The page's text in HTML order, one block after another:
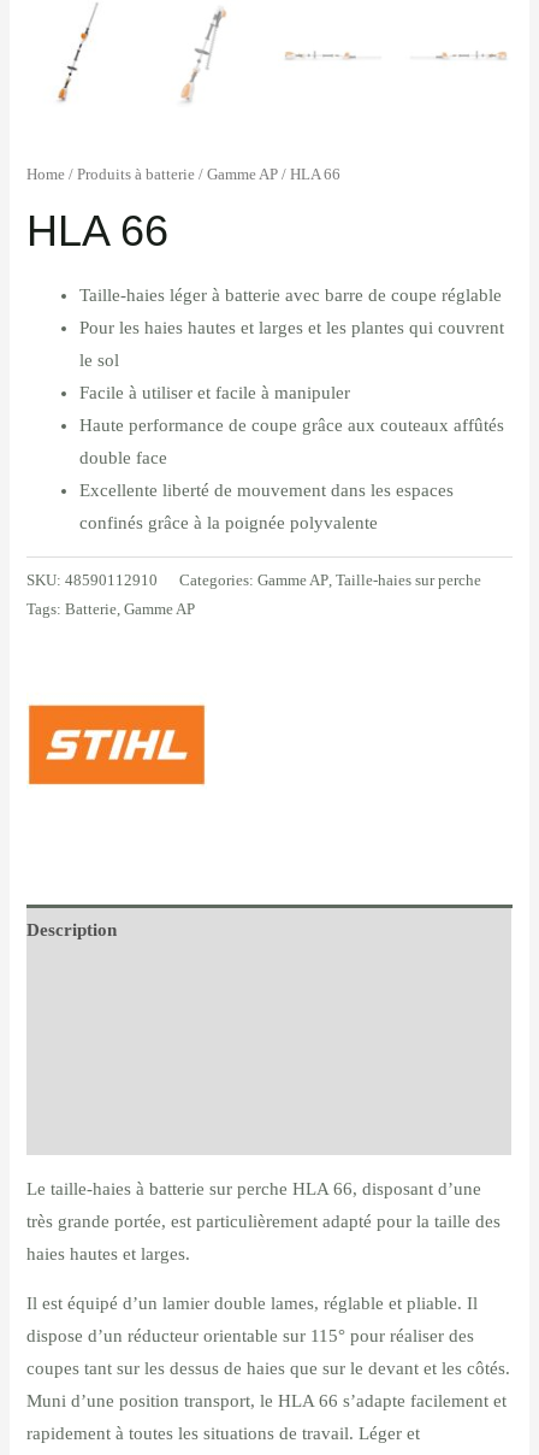
Home /Produits à batterie /Gamme AP / HLA 66
HLA 66
Taille-haies léger à batterie avec barre de coupe réglable
Pour les haies hautes et larges et les plantes qui couvrent
le sol
Facile à utiliser et facile à manipuler
Haute performance de coupe grâce aux couteaux affûtés
double face
Excellente liberté de mouvement dans les espaces
confinés grâce à la poignée polyvalente
SKU:48590112910 Categories:Gamme AP ,Taille-haies sur perche
Tags:Batterie ,Gamme AP
Description
Le taille-haies à batterie sur perche HLA 66, disposant d’une
très grande portée, est particulièrement adapté pour la taille des
haies hautes et larges.
Il est équipé d’un lamier double lames, réglable et pliable. Il
dispose d’un réducteur orientable sur 115° pour réaliser des
coupes tant sur les dessus de haies que sur le devant et les côtés.
Muni d’une position transport, le HLA 66 s’adapte facilement et
rapidement à toutes les situations de travail. Léger et